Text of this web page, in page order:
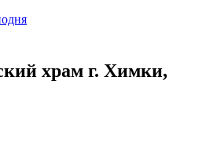
храм г. Химки,